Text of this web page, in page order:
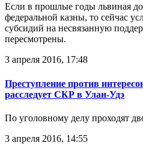
Если в прошлые годы львиная
федеральной казны, то сейчас
субсидий на несвязанную
пересмотрены.
3 апреля 2016, 17:48
Преступление против
расследует СКР в Улан-Удэ
По уголовному делу проходят
3 апреля 2016, 14:55